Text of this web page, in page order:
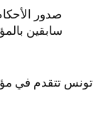
صدور
سابقين